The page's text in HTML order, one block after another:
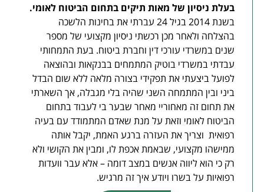
בעלת ניסיון של מאות תיקים בתחום הביטוח לאומי.
בשנת 2014 בגיל 24 עברתי את בחינות הלשכה
בהצלחה ולאחר מכן רכשתי ניסיון מקצועי של מספר
שנים במשרדי עורכי דין וחברת ביטוח. בעת התמחותי
עבדתי במשרדי בוטיק המתמחים בבנקאות ובהוצאה
לפועל ביצעתי את תפקידי בצורה מלאה ללא שום הבדל
ביני ובין המתמחה השני שהיה בלי מגבלה, אך השארתי
את תחום זה מאחוריי מאחר שבער בי לעבוד בתחום
הביטוח לאומי וזאת על מנת שאדם המתמודד עם בעיה
רפואית וצריך את העזרה ברגע האמת, יקבל אותה
ממישהו מקצועי, שבאמת אכפת לו, ומבין את הקושי ולא
רק כי הוא ליווה אנשים במצב דומה – אלא עבר וועדות
רפואיות על בשרו ויודע איך זה מרגיש.